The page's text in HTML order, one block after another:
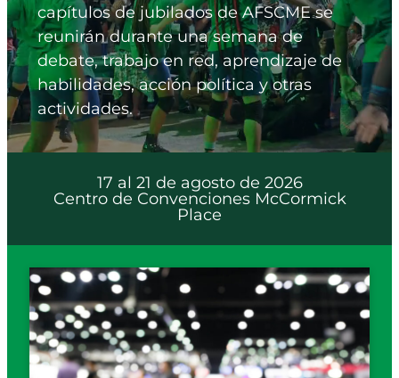
capítulos de jubilados de AFSCME se
reunirán durante una semana de
debate, trabajo en red, aprendizaje de
habilidades, acción política y otras
actividades.
17 al 21 de agosto de 2026
Centro de Convenciones McCormick
Place